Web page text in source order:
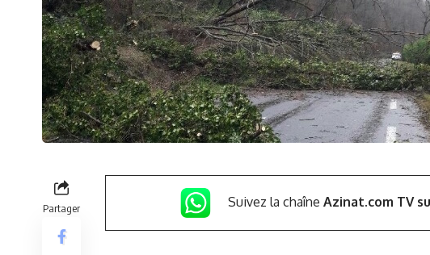
Partager Suivez la chaîne Azinat.com TV